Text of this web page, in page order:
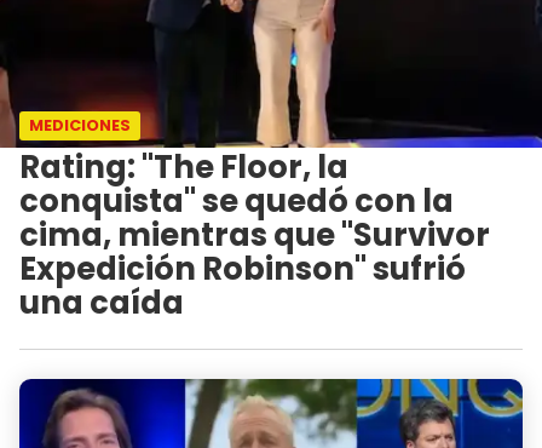
MEDICIONES
Rating: "The Floor, la
conquista" se quedó con la
cima, mientras que "Survivor
Expedición Robinson" sufrió
una caída